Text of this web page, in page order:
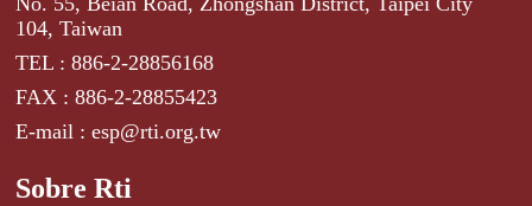
104, Taiwan
TEL : 886-2-28856168
FAX : 886-2-28855423
E-mail : esp@rti.org.tw
Sobre Rti